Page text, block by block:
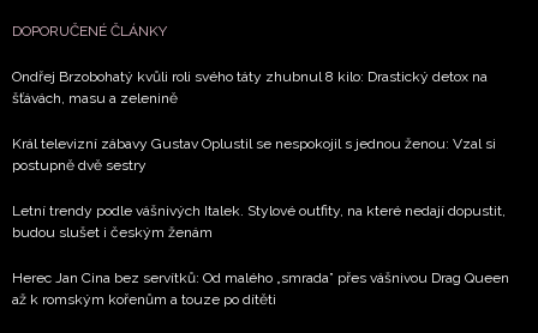
DOPORUČENÉ ČLÁNKY
Ondřej Brzobohatý kvůli roli svého táty zhubnul 8 kilo: Drastický detox na
šťávách, masu a zelenině
Král televizní zábavy Gustav Oplustil se nespokojil s jednou ženou: Vzal si
postupně dvě sestry
Letní trendy podle vášnivých Italek. Stylové outfity, na které nedají dopustit,
budou slušet i českým ženám
Herec Jan Cina bez servítků: Od malého „smrada” přes vášnivou Drag Queen
až k romským kořenům a touze po dítěti